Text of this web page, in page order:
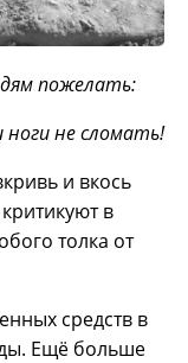
пожелать:
не сломать!
и вкось
в
толка от
средств в
Ещё больше